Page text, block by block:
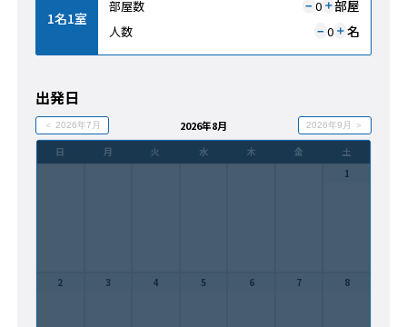
1名1室
部屋数 − 0 ＋部屋
人数 − 0 ＋ 名
出発日
＜ 2026年7月 2026年8月 2026年9月 ＞
日 月 火 水 木 金
土
1
2 3 4 5 6 7 8